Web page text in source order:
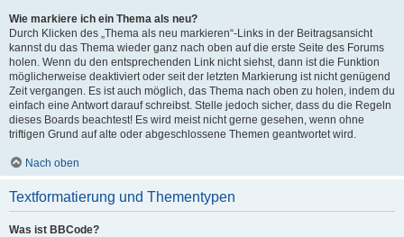
Wie markiere ich ein Thema als neu?
Durch Klicken des „Thema als neu markieren“-Links in der Beitragsansicht
kannst du das Thema wieder ganz nach oben auf die erste Seite des Forums
holen. Wenn du den entsprechenden Link nicht siehst, dann ist die Funktion
möglicherweise deaktiviert oder seit der letzten Markierung ist nicht genügend
Zeit vergangen. Es ist auch möglich, das Thema nach oben zu holen, indem du
einfach eine Antwort darauf schreibst. Stelle jedoch sicher, dass du die Regeln
dieses Boards beachtest! Es wird meist nicht gerne gesehen, wenn ohne
triftigen Grund auf alte oder abgeschlossene Themen geantwortet wird.
Nach oben
Textformatierung und Thementypen
Was ist BBCode?